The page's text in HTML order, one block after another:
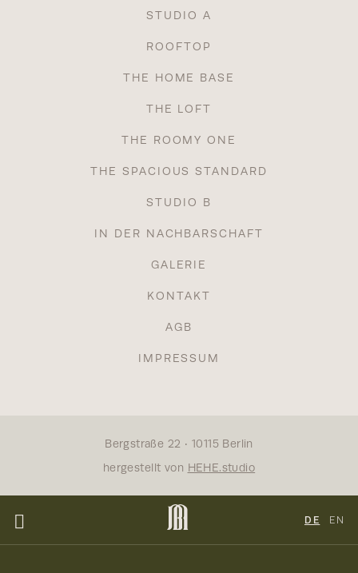
STUDIO A
ROOFTOP
THE HOME BASE
THE LOFT
THE ROOMY ONE
THE SPACIOUS STANDARD
STUDIO B
IN DER NACHBARSCHAFT
GALERIE
KONTAKT
AGB
IMPRESSUM
Bergstraße 22 · 10115 Berlin
hergestellt von HEHE.studio
DE EN